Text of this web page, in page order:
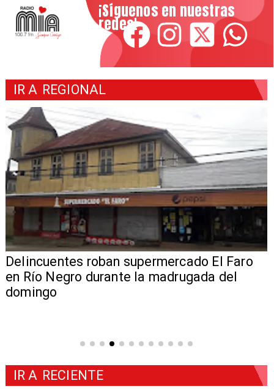
¡Síguenos en nuestras
redes!
IR A REGIONAL
Delincuentes roban supermercado El Faro
en Río Negro durante la madrugada del
domingo
IR A RECIENTE